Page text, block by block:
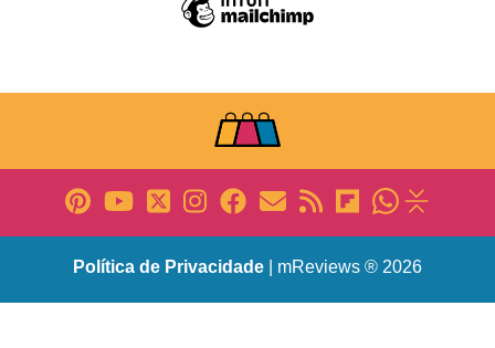
Política de Privacidade | mReviews ® 2026